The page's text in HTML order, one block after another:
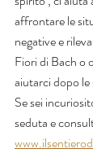
affrontare le
negative e
Fiori di Bach o
aiutarci dopo le
Se sei
seduta e